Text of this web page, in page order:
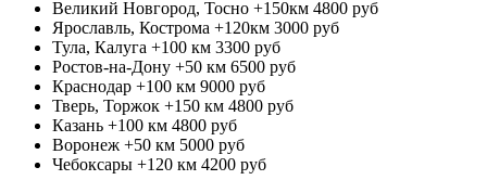
Великий Новгород, Тосно +150км 4800 руб
Ярославль, Кострома +120км 3000 руб
Тула, Калуга +100 км 3300 руб
Ростов-на-Дону +50 км 6500 руб
Краснодар +100 км 9000 руб
Тверь, Торжок +150 км 4800 руб
Казань +100 км 4800 руб
Воронеж +50 км 5000 руб
Чебоксары +120 км 4200 руб